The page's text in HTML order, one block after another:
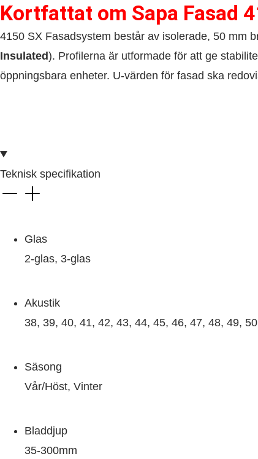
Kortfattat om​ Sapa Fasad
4150 SX Fasadsystem består av isolerade, 50 mm
Insulated). Profilerna är utformade för att ge
öppningsbara enheter. U-värden för fasad ska
Teknisk specifikation
Glas
2-glas, 3-glas
Akustik
38, 39, 40, 41, 42, 43, 44, 45, 46, 47, 48, 49, 50
Säsong
Vår/Höst, Vinter
Bladdjup
35-300mm